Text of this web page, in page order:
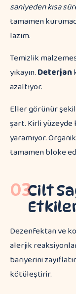
saniyeden kısa
tamamen
lazım.
Temizlik
yıkayın.Deterjan
azaltıyor.
Eller görünür
şart. Kirli
yaramıyor.
tamamen bloke
03Cilt
Dezenfektan ve
alerjik
bariyerini
kötüleştirir.